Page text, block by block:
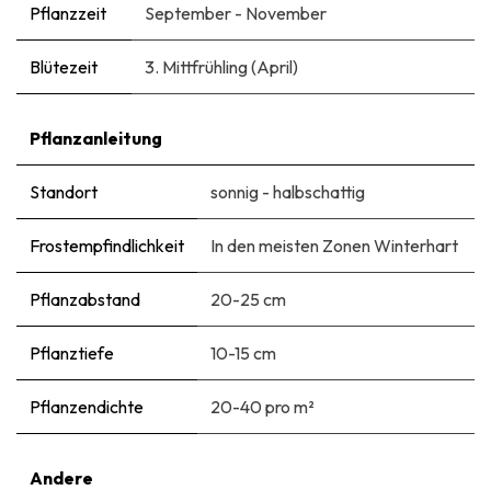
Pflanzzeit September - November
Blütezeit 3. Mittfrühling (April)
Pflanzanleitung
Standort sonnig - halbschattig
Frostempfindlichkeit In den meisten Zonen Winterhart
Pflanzabstand 20-25 cm
Pflanztiefe 10-15 cm
Pflanzendichte 20-40 pro m²
Andere